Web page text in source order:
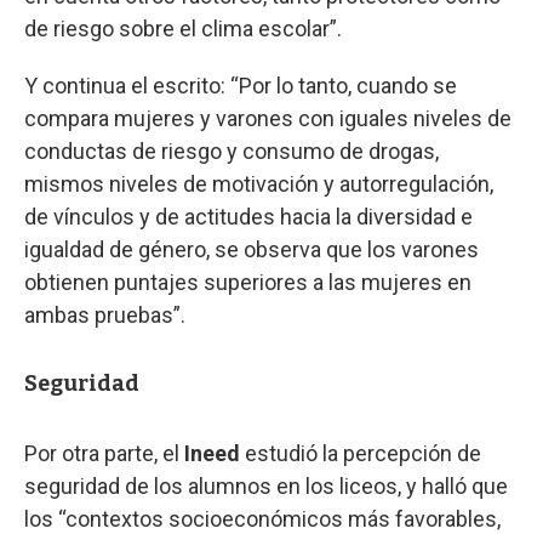
de riesgo sobre el clima escolar”.
Y continua el escrito: “Por lo tanto, cuando se
compara mujeres y varones con iguales niveles de
conductas de riesgo y consumo de drogas,
mismos niveles de motivación y autorregulación,
de vínculos y de actitudes hacia la diversidad e
igualdad de género, se observa que los varones
obtienen puntajes superiores a las mujeres en
ambas pruebas”.
Seguridad
Por otra parte, el Ineed estudió la percepción de
seguridad de los alumnos en los liceos, y halló que
los “contextos socioeconómicos más favorables,